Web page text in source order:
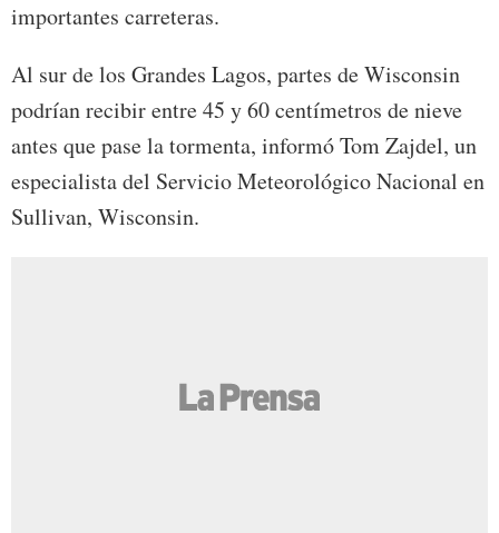
importantes carreteras.
Al sur de los Grandes Lagos, partes de Wisconsin
podrían recibir entre 45 y 60 centímetros de nieve
antes que pase la tormenta, informó Tom Zajdel, un
especialista del Servicio Meteorológico Nacional en
Sullivan, Wisconsin.